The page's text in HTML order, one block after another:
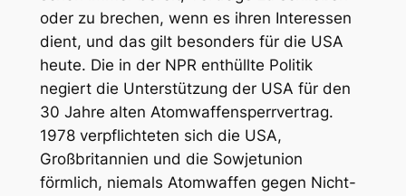
oder zu brechen, wenn es ihren Interessen
dient, und das gilt besonders für die USA
heute. Die in der NPR enthüllte Politik
negiert die Unterstützung der USA für den
30 Jahre alten Atomwaffensperrvertrag.
1978 verpflichteten sich die USA,
Großbritannien und die Sowjetunion
förmlich, niemals Atomwaffen gegen Nicht-